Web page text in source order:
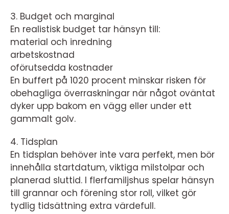
3. Budget och marginal
En realistisk budget tar hänsyn till:
material och inredning
arbetskostnad
oförutsedda kostnader
En buffert på 1020 procent minskar risken för
obehagliga överraskningar när något oväntat
dyker upp bakom en vägg eller under ett
gammalt golv.
4. Tidsplan
En tidsplan behöver inte vara perfekt, men bör
innehålla startdatum, viktiga milstolpar och
planerad sluttid. I flerfamiljshus spelar hänsyn
till grannar och förening stor roll, vilket gör
tydlig tidsättning extra värdefull.